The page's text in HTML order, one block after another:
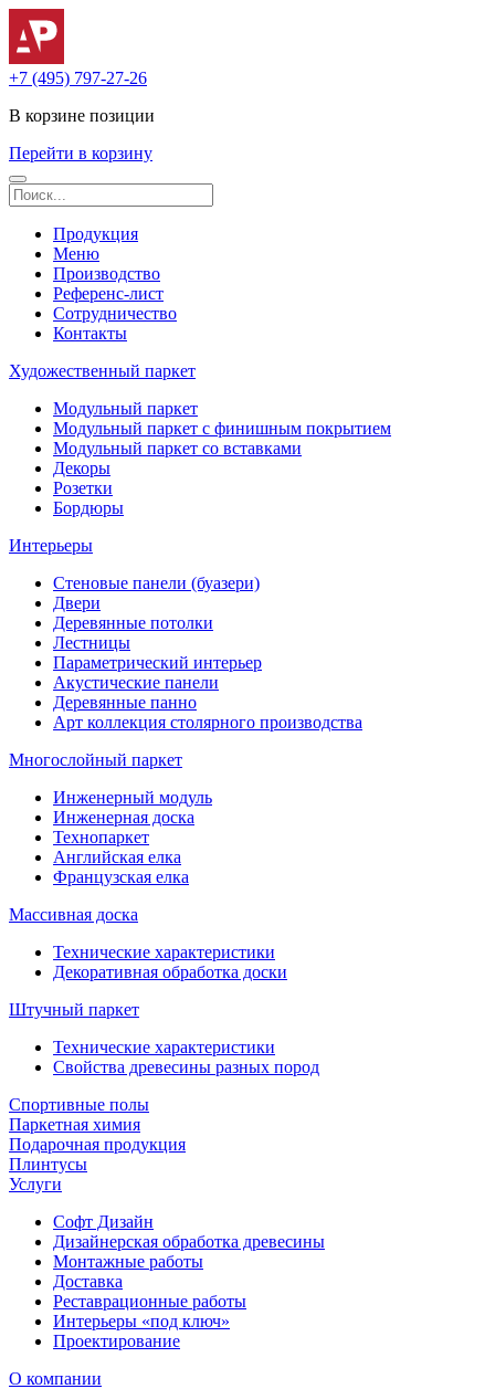
+7 (495) 797-27-26
В корзине позиции
Перейти в корзину
Продукция
Меню
Производство
Референс-лист
Сотрудничество
Контакты
Художественный паркет
Модульный паркет
Модульный паркет с финишным покрытием
Модульный паркет со вставками
Декоры
Розетки
Бордюры
Интерьеры
Стеновые панели (буазери)
Двери
Деревянные потолки
Лестницы
Параметрический интерьер
Акустические панели
Деревянные панно
Арт коллекция столярного производства
Многослойный паркет
Инженерный модуль
Инженерная доска
Технопаркет
Английская елка
Французская елка
Массивная доска
Технические характеристики
Декоративная обработка доски
Штучный паркет
Технические характеристики
Свойства древесины разных пород
Спортивные полы
Паркетная химия
Подарочная продукция
Плинтусы
Услуги
Софт Дизайн
Дизайнерская обработка древесины
Монтажные работы
Доставка
Реставрационные работы
Интерьеры «под ключ»
Проектирование
О компании